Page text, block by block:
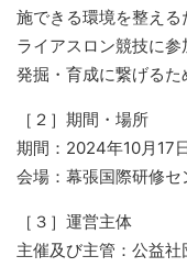
施できる環境を整え
ライアスロン競技に
発掘・育成に繋げるた
［２］期間・場所
期間：2024年10月17
会場：幕張国際研修
［３］運営主体
主催及び主管：公益